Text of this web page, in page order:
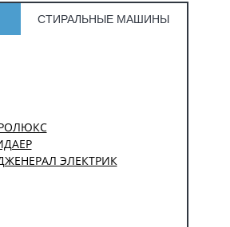
СТИРАЛЬНЫЕ МАШИНЫ
ДЖЕНЕРАЛ ЭЛЕКТРИК